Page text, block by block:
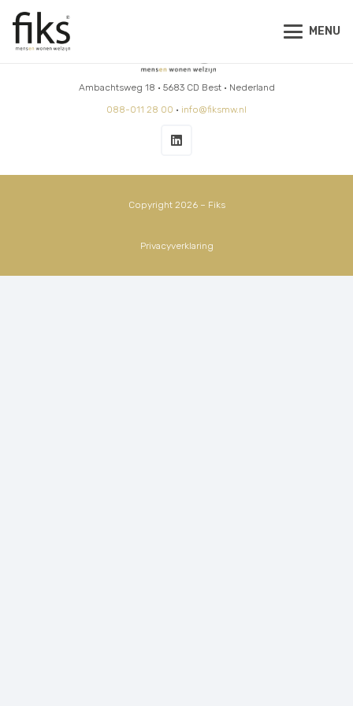
MENU
Ambachtsweg 18 • 5683 CD Best • Nederland
088-011 28 00 • info@fiksmw.nl
Copyright 2026 – Fiks
Privacyverklaring